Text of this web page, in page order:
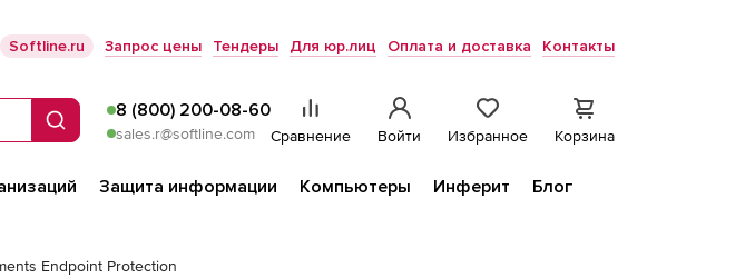
Softline.ru Запрос цены Тендеры Для юр.лиц Оплата и доставка Контакты
Поиск
8 (800) 200-08-60
sales.r@softline.com Сравнение Войти Избранное Корзина
Защита информации Компьютеры Инферит
Блог
Endpoint Protection